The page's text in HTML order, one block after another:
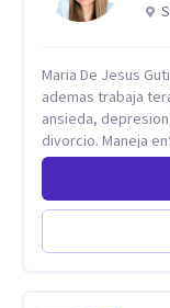
Maria De Jesus Gutierrez Psicologa
ademas trabaja
ansieda, depresion,
divorcio. Maneja
de experiencia,
diferntes areas